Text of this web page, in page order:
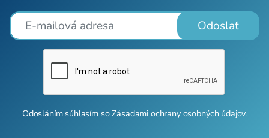
Odoslať
Odosláním súhlasím soZásadami ochrany osobných údajov.